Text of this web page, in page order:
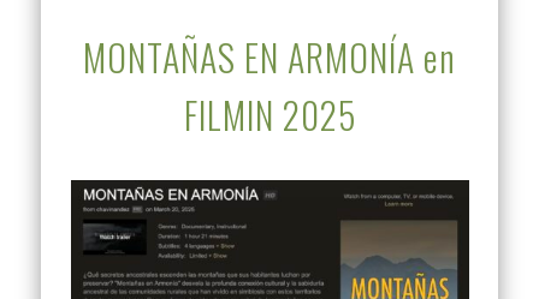
MONTAÑAS EN ARMONÍA en
FILMIN 2025